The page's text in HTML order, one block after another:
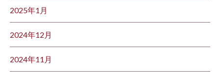
2025年1月
2024年12月
2024年11月